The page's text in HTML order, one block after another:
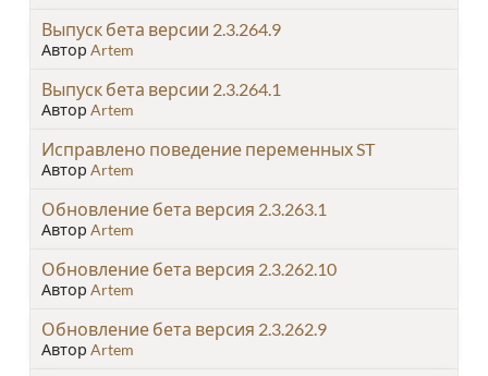
Выпуск бета версии 2.3.264.9
Автор Artem
Выпуск бета версии 2.3.264.1
Автор Artem
Исправлено поведение переменных ST
Автор Artem
Обновление бета версия 2.3.263.1
Автор Artem
Обновление бета версия 2.3.262.10
Автор Artem
Обновление бета версия 2.3.262.9
Автор Artem